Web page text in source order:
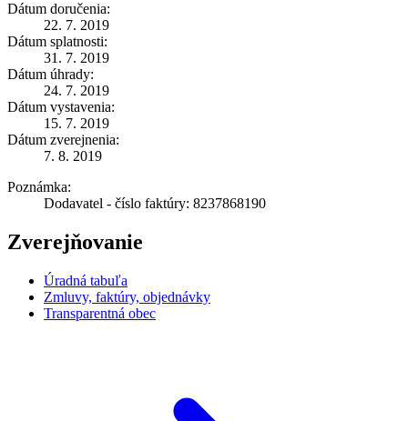
Dátum doručenia:
22. 7. 2019
Dátum splatnosti:
31. 7. 2019
Dátum úhrady:
24. 7. 2019
Dátum vystavenia:
15. 7. 2019
Dátum zverejnenia:
7. 8. 2019
Poznámka:
Dodavatel - číslo faktúry: 8237868190
Zverejňovanie
Úradná tabuľa
Zmluvy, faktúry, objednávky
Transparentná obec